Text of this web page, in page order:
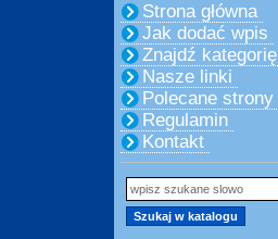
Strona główna
Jak dodać wpis
Znajdź kategorię
Nasze linki
Polecane strony
Regulamin
Kontakt